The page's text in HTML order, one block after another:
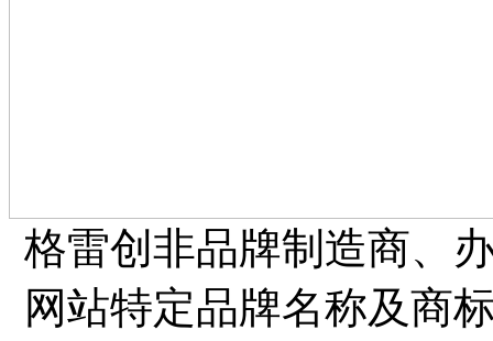
格雷创非品牌制造商、
网站特定品牌名称及商